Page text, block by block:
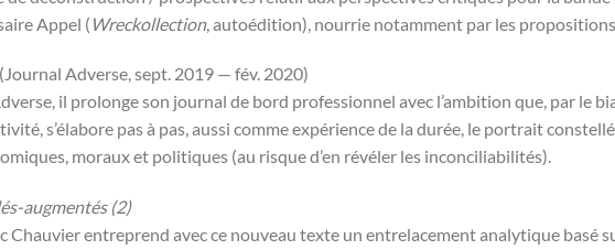
Appel ( Wreckollection, autoédition), nourrie notamment par les
Adverse, sept. 2019 — fév. 2020)
il prolonge son journal de bord professionnel avec l’ambition que, par le
s’élabore pas à pas, aussi comme expérience de la durée, le portrait
moraux et politiques (au risque d’en révéler les inconciliabilités).
augmentés (2)
Chauvier entreprend avec ce nouveau texte un entrelacement analytique basé